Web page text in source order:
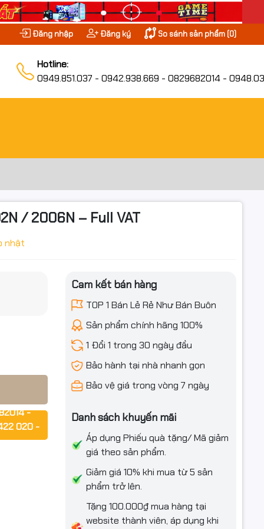
Đăng nhập Đăng ký So sánh sản phẩm (0)
Hotline:
0949.851.037 - 0942.938.669 - 0829682014 -
/ 2006N – Full VAT
nhật
-
020 -
Cam kết bán hàng
TOP 1 Bán Lẻ Rẻ Như Bán Buôn
Sản phẩm chính hãng 100%
1 Đổi 1 trong 30 ngày đầu
Bảo hành tại nhà nhanh gọn
Bảo vệ giá trong vòng 7 ngày
Danh sách khuyến mãi
Áp dụng Phiếu quà tặng/ Mã giảm
giá theo sản phẩm.
Giảm giá 10% khi mua từ 5 sản
phẩm trở lên.
Tặng 100.000₫ mua hàng tại
website thành viên, áp dụng khi
/
IR
nét. Sản
trì.
ưu đãi